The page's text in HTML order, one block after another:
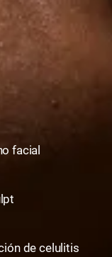
facial
de celulitis